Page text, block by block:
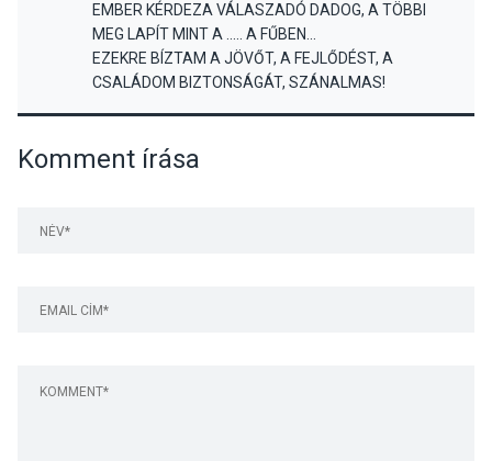
EMBER KÉRDEZA VÁLASZADÓ DADOG, A TÖBBI
MEG LAPÍT MINT A ..... A FŰBEN...
EZEKRE BÍZTAM A JÖVŐT, A FEJLŐDÉST, A
CSALÁDOM BIZTONSÁGÁT, SZÁNALMAS!
Komment írása